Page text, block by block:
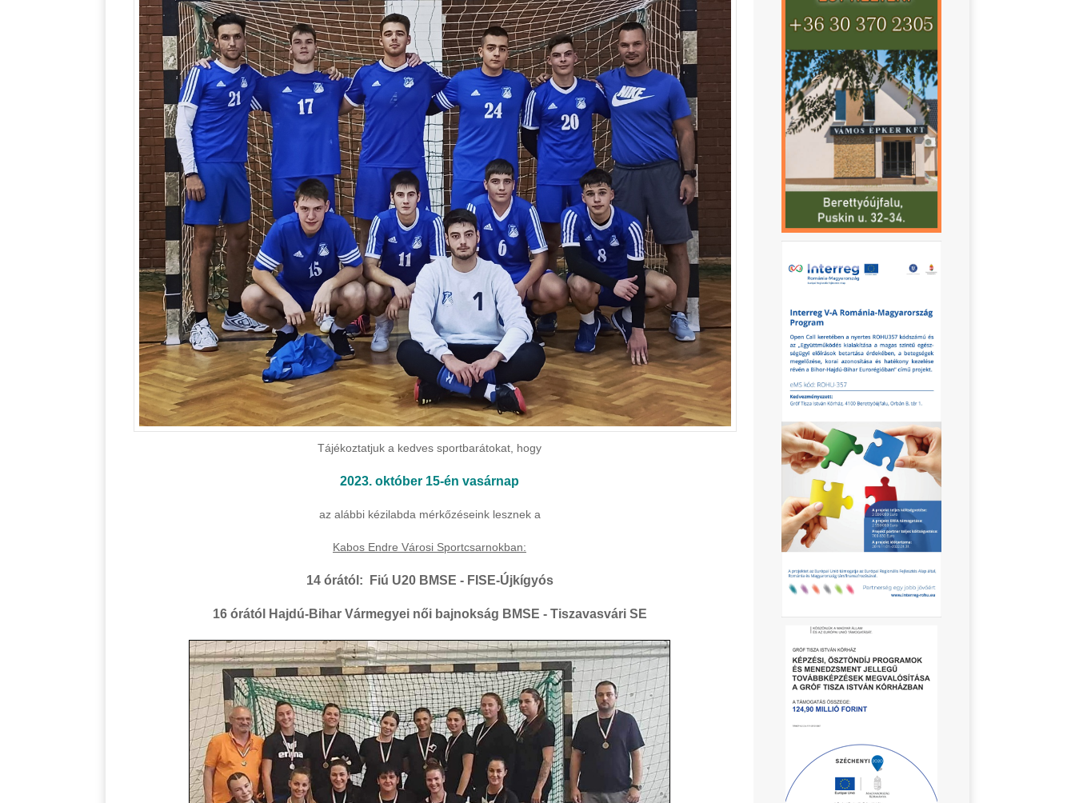
Tájékoztatjuk a kedves sportbarátokat, hogy
2023. október 15-én vasárnap
az alábbi kézilabda mérkőzéseink lesznek a
Kabos Endre Városi Sportcsarnokban:
14 órától: Fiú U20 BMSE - FISE-Újkígyós
16 órától Hajdú-Bihar Vármegyei női bajnokság BMSE - Tiszavasvári SE